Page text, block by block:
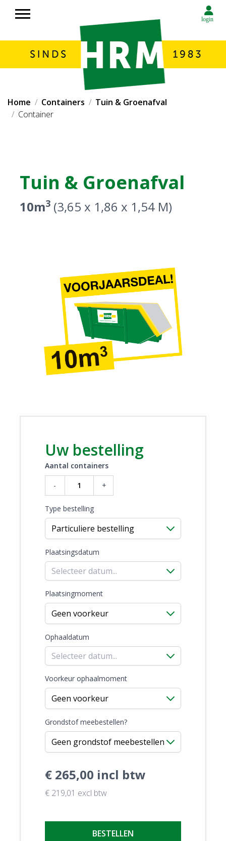
Over HRM
Container huren
Milieustraat
Inzameling afval
login
Home Containers
Tuin & Groenafval
Container
Tuin & Groenafval
10m3 (3,65 x 1,86 x 1,54 M)
Uw bestelling
Aantal containers
- +
Type bestelling
Plaatsingsdatum
Plaatsingmoment
Ophaaldatum
Voorkeur ophaalmoment
Grondstof meebestellen?
€ 265,00 incl btw
€ 219,01 excl btw
BESTELLEN